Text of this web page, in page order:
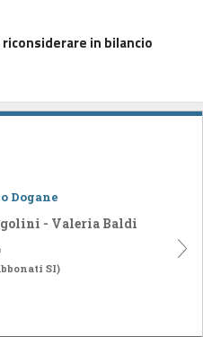
in bilancio
Dogane
- Valeria Baldi
SI)